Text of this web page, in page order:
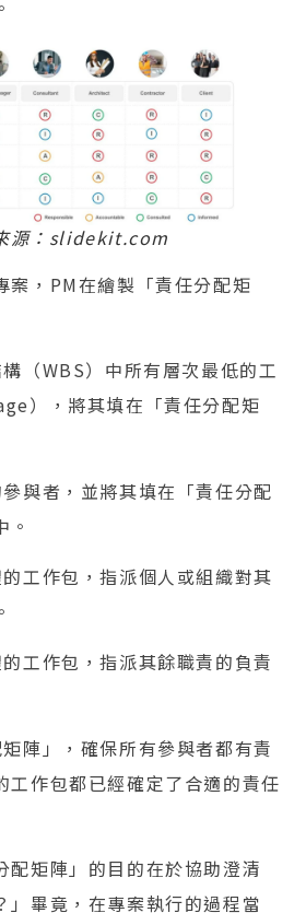
源：slidekit.com
案，PM在繪製「責任分配矩
（WBS）中所有層次最低的工
），將其填在「責任分配矩
與者，並將其填在「責任分配
工作包，指派個人或組織對其
工作包，指派其餘職責的負責
陣」，確保所有參與者都有責
工作包都已經確定了合適的責任
配矩陣」的目的在於協助澄清
」畢竟，在專案執行的過程當